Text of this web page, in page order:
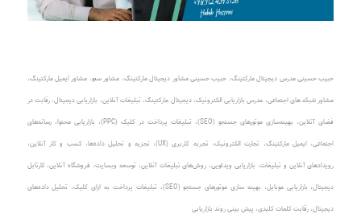
حبیب حسینی مدرس دیجیتال مارکتینگ، حبیب حسینی مشاور دیجیتال مارکتینگ، مشاور سئو، مشاور ایمیل مارکتینگ،
مشاور شبکه های اجتماعی، مدرس بازاریابی الکترونیک،دیجیتال مارکتینگ، تبلیغات آنلاین، بازاریابی دیجیتال، رقابت در
فضای آنلاین، بهینه‌سازی موتورهای جستجو (SEO) ، تبلیغات پرداخت در کلیک (PPC) ، بازاریابی محتوا، رسانه‌های
اجتماعی، ایمیل مارکتینگ، تجارت الکترونیک، تجربه کاربری (UX)، تجزیه و تحلیل داده‌ها، کسب و کار آنلاین،
رویدادهای آنلاین و تبلیغات، بازاریابی ویدئویی، روش‌های تبلیغات آنلاین، توسعه وبسایت، فروشگاه آنلاین، کارتابل
دیجیتال، بازاریابی موبایل، بهینه سازی موتورهای جستجو (SEO)، تبلیغات پرداخت به ازای کلیک، تحلیل داده‌های
دیجیتال، رقابت کلمات کلیدی، پیش بینی روند بازاریابی